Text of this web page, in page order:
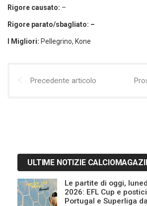
Rigore causato: –
Rigore parato/sbagliato: –
I Migliori: Pellegrino, Kone
Precedente articolo
ULTIME NOTIZIE
Le partite di oggi,
2026: EFL Cup e
Portugal e Superliga